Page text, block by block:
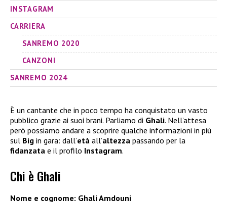
INSTAGRAM
CARRIERA
SANREMO 2020
CANZONI
SANREMO 2024
È un cantante che in poco tempo ha conquistato un vasto
pubblico grazie ai suoi brani. Parliamo di Ghali. Nell’attesa
però possiamo andare a scoprire qualche informazioni in più
sul Big in gara: dall’età all’altezza passando per la
fidanzata e il profilo Instagram.
Chi è Ghali
Nome e cognome: Ghali Amdouni